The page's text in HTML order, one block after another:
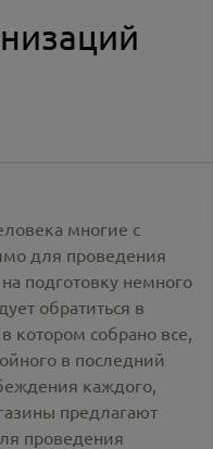
многие с
для проведения
подготовку немного
обратиться в
котором собрано все,
в последний
каждого,
предлагают
проведения